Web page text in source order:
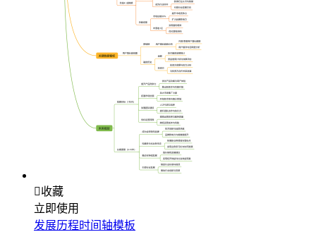
收藏
立即使用
发展历程时间轴模板